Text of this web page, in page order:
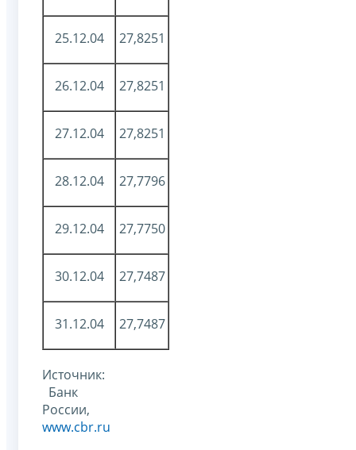
25.12.04 27,8251
26.12.04 27,8251
27.12.04 27,8251
28.12.04 27,7796
29.12.04 27,7750
30.12.04 27,7487
31.12.04 27,7487
Источник:
Банк
России,
www.cbr.ru